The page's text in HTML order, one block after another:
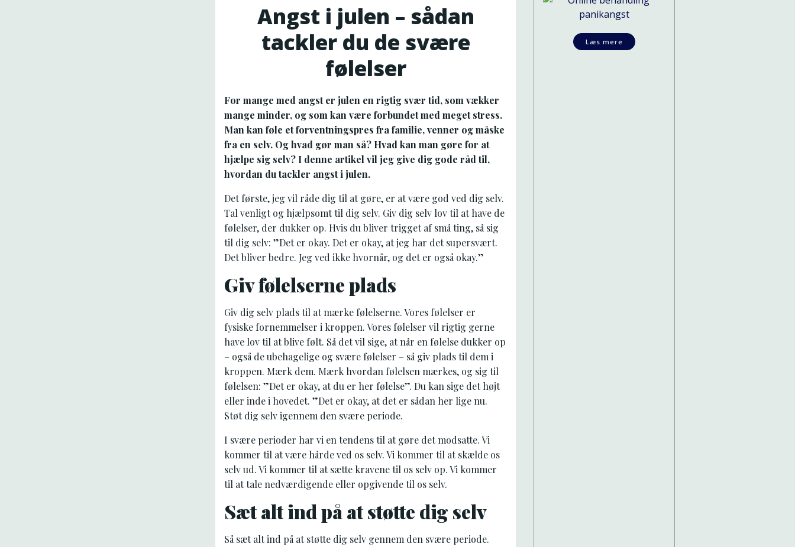
Angst i julen – sådan
tackler du de svære
følelser
For mange med angst er julen en rigtig svær tid, som vækker
mange minder, og som kan være forbundet med meget stress.
Man kan føle et forventningspres fra familie, venner og måske
fra en selv. Og hvad gør man så? Hvad kan man gøre for at
hjælpe sig selv? I denne artikel vil jeg give dig gode råd til,
hvordan du tackler angst i julen.
Det første, jeg vil råde dig til at gøre, er at være god ved dig selv.
Tal venligt og hjælpsomt til dig selv. Giv dig selv lov til at have de
følelser, der dukker op. Hvis du bliver trigget af små ting, så sig
til dig selv: ”Det er okay. Det er okay, at jeg har det supersvært.
Det bliver bedre. Jeg ved ikke hvornår, og det er også okay.”
Giv følelserne plads
Giv dig selv plads til at mærke følelserne. Vores følelser er
fysiske fornemmelser i kroppen. Vores følelser vil rigtig gerne
have lov til at blive følt. Så det vil sige, at når en følelse dukker op
– også de ubehagelige og svære følelser – så giv plads til dem i
kroppen. Mærk dem. Mærk hvordan følelsen mærkes, og sig til
følelsen: ”Det er okay, at du er her følelse”. Du kan sige det højt
eller inde i hovedet. ”Det er okay, at det er sådan her lige nu.
Støt dig selv igennem den svære periode.
I svære perioder har vi en tendens til at gøre det modsatte. Vi
kommer til at være hårde ved os selv. Vi kommer til at skælde os
selv ud. Vi kommer til at sætte kravene til os selv op. Vi kommer
til at tale nedværdigende eller opgivende til os selv.
Sæt alt ind på at støtte dig selv
Så sæt alt ind på at støtte dig selv gennem den svære periode.
Læs mere